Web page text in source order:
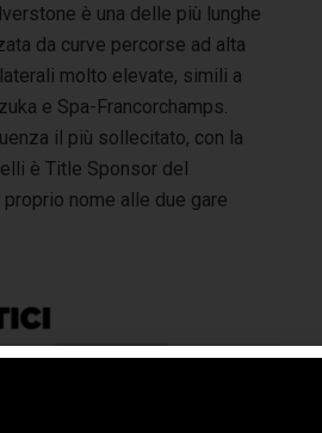
è una delle più lunghe
da curve percorse ad alta
molto elevate, simili a
e Spa-Francorchamps.
il più sollecitato, con la
è Title Sponsor del
nome alle due gare